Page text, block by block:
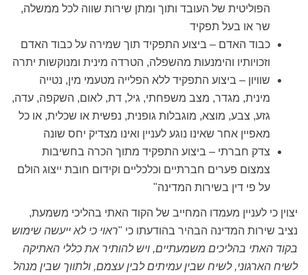
הפוליטית של העובד ותוך ומתן שירות שווה לכל ממשלה,
שר או בעל תפקיד
כבוד האדם – ביצוע התפקיד תוך שמירה על כבוד האדם
וזכויותיו והימנעות מהשפלה, הטרדה מינית ומנוקשות יתרה
שוויון – ביצוע התפקיד ללא הפלייה מטעמי מין, נטייה
מינית, מגדר, מצב משפחתי, גיל, דת, לאום, השקפה, עדה,
גזע, צבע, מוצא, מוגבלות גופנית, נפשית או שכלית, או כל
מאפיין אחר שאינו נוגע לעניין ואינו מצדיק יחס שונה
צדק חברתי – ביצוע התפקיד מתוך הכרה בחשיבות
צמצום פערים חברתיים וכלכליים וקידום חובת ייצוג הולם
על פי דין בשירות המדינה"
יצוין כי לעניין מעמדו המחייב של הקוד האתי בהליכי משמעת,
נציב שירות המדינה הבהיר בהודעתו כי "ראוי כי לא ייעשה שימוש
בקוד האתי בהליכים משמעתיים, ויש להותיר את כללי האתיקה
לשיח הארגוני, לשיח שבין עמיתים לבין עצמם, ולתווך שבין מנהל